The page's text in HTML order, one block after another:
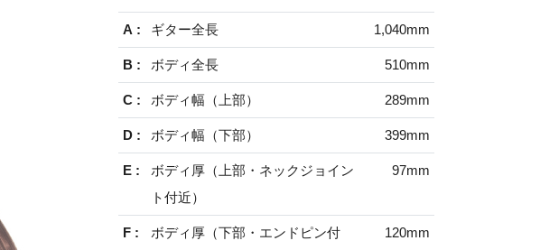
A : ギター全長 1,040mm
B : ボディ全長 510mm
C : ボディ幅（上部） 289mm
D : ボディ幅（下部） 399mm
E :
ボディ厚（上部・ネックジョイン
ト付近）
97mm
F :
ボディ厚（下部・エンドピン付
120mm